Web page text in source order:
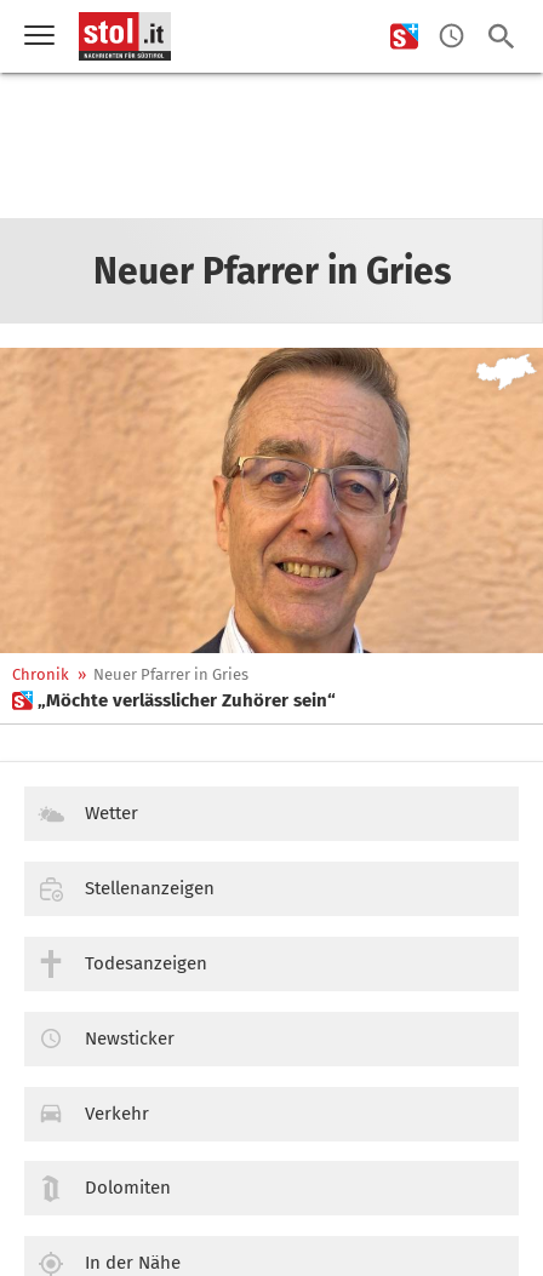
Neuer Pfarrer in Gries
Chronik » Neuer Pfarrer in Gries
 „Möchte verlässlicher Zuhörer sein“
Wetter
Stellenanzeigen
Todesanzeigen
Newsticker
Verkehr
Dolomiten
In der Nähe